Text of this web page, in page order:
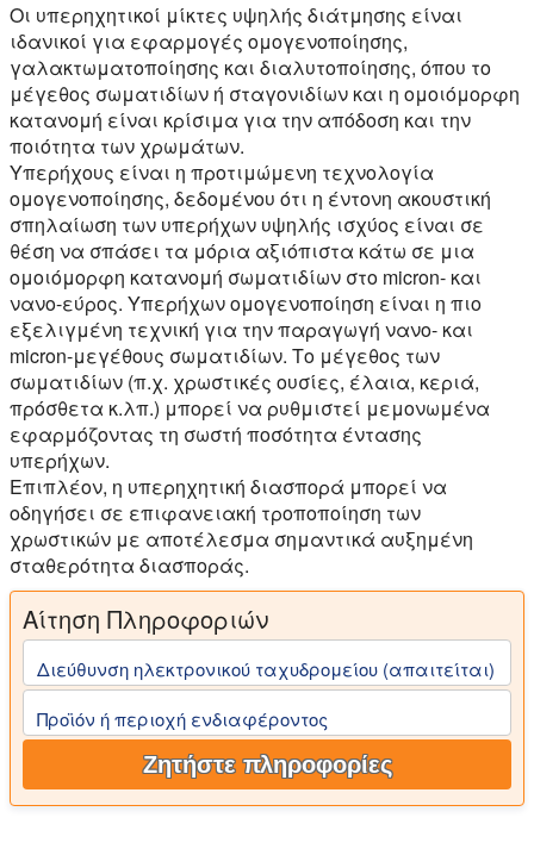
Οι υπερηχητικοί μίκτες υψηλής διάτμησης είναι
ιδανικοί για εφαρμογές ομογενοποίησης,
γαλακτωματοποίησης και διαλυτοποίησης, όπου το
μέγεθος σωματιδίων ή σταγονιδίων και η ομοιόμορφη
κατανομή είναι κρίσιμα για την απόδοση και την
ποιότητα των χρωμάτων.
Υπερήχους είναι η προτιμώμενη τεχνολογία
ομογενοποίησης, δεδομένου ότι η έντονη ακουστική
σπηλαίωση των υπερήχων υψηλής ισχύος είναι σε
θέση να σπάσει τα μόρια αξιόπιστα κάτω σε μια
ομοιόμορφη κατανομή σωματιδίων στο micron- και
νανο-εύρος. Υπερήχων ομογενοποίηση είναι η πιο
εξελιγμένη τεχνική για την παραγωγή νανο- και
micron-μεγέθους σωματιδίων. Το μέγεθος των
σωματιδίων (π.χ. χρωστικές ουσίες, έλαια, κεριά,
πρόσθετα κ.λπ.) μπορεί να ρυθμιστεί μεμονωμένα
εφαρμόζοντας τη σωστή ποσότητα έντασης
υπερήχων.
Επιπλέον, η υπερηχητική διασπορά μπορεί να
οδηγήσει σε επιφανειακή τροποποίηση των
χρωστικών με αποτέλεσμα σημαντικά αυξημένη
σταθερότητα διασποράς.
Αίτηση Πληροφοριών
Διεύθυνση ηλεκτρονικού ταχυδρομείου (απαιτείται)
Προϊόν ή περιοχή ενδιαφέροντος
Ζητήστε πληροφορίες